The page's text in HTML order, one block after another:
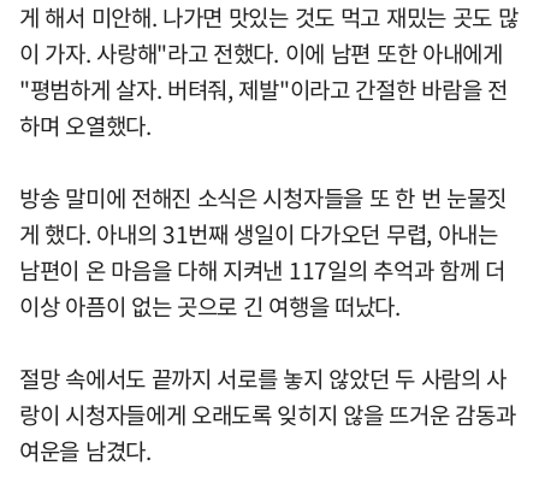
게 해서 미안해. 나가면 맛있는 것도 먹고 재밌는 곳도 많
이 가자. 사랑해"라고 전했다. 이에 남편 또한 아내에게
"평범하게 살자. 버텨줘, 제발"이라고 간절한 바람을 전
하며 오열했다.
방송 말미에 전해진 소식은 시청자들을 또 한 번 눈물짓
게 했다. 아내의 31번째 생일이 다가오던 무렵, 아내는
남편이 온 마음을 다해 지켜낸 117일의 추억과 함께 더
이상 아픔이 없는 곳으로 긴 여행을 떠났다.
절망 속에서도 끝까지 서로를 놓지 않았던 두 사람의 사
랑이 시청자들에게 오래도록 잊히지 않을 뜨거운 감동과
여운을 남겼다.